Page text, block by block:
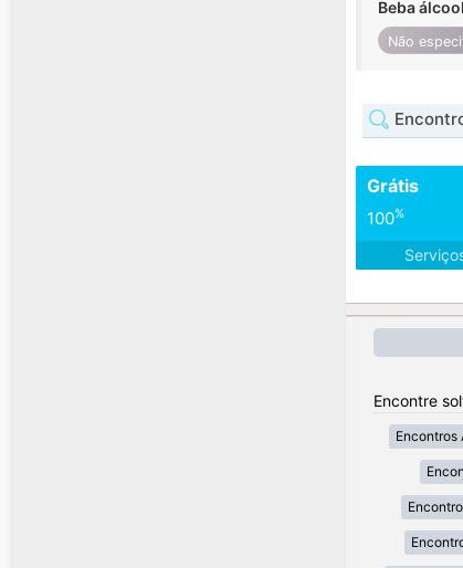
Beba
Não
Grátis
100%
Encontre
Encontros